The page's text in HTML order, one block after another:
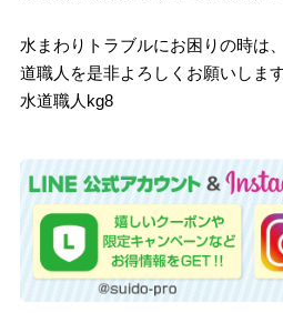
水まわりトラブルにお困りの時は
道職人を是非よろしくお願いしま
水道職人kg8